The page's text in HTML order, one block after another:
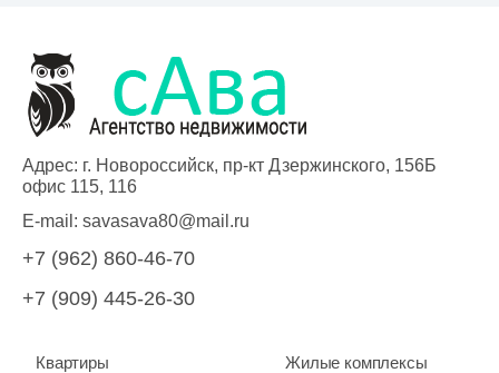
Адрес: г. Новороссийск, пр-кт Дзержинского, 156Б
офис 115, 116
E-mail: savasava80@mail.ru
+7 (962) 860-46-70
+7 (909) 445-26-30
Квартиры
Жилые комплексы